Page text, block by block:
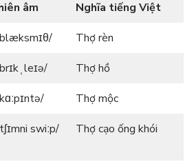
âm
Nghĩa tiếng Việt
Thợ rèn
Thợ hồ
Thợ mộc
swiːp/ Thợ cạo ống khói